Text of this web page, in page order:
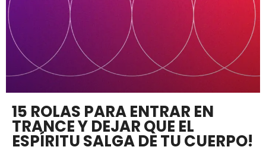
15 ROLAS PARA ENTRAR EN
TRANCE Y DEJAR QUE EL
ESPÍRITU SALGA DE TU CUERPO!